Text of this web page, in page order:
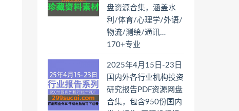
盘资源合集，涵盖水
利/体育/心理学/外语/
物流/测绘/通讯…
170+专业
2025年4月15日-23日
国内外各行业机构投资
研究报告PDF资源网盘
合集，包含950份国内